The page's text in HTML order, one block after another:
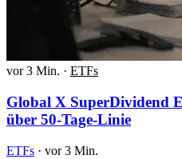
vor 3 Min. · ETFs
Global X SuperDividend
über 50-Tage-Linie
ETFs · vor 3 Min.